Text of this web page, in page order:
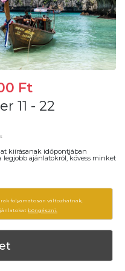
Ft
11 - 22
kiírásanak időpontjában
legjobb ajánlatokról, kövess minket
folyamatosan változhatnak,
böngészni.